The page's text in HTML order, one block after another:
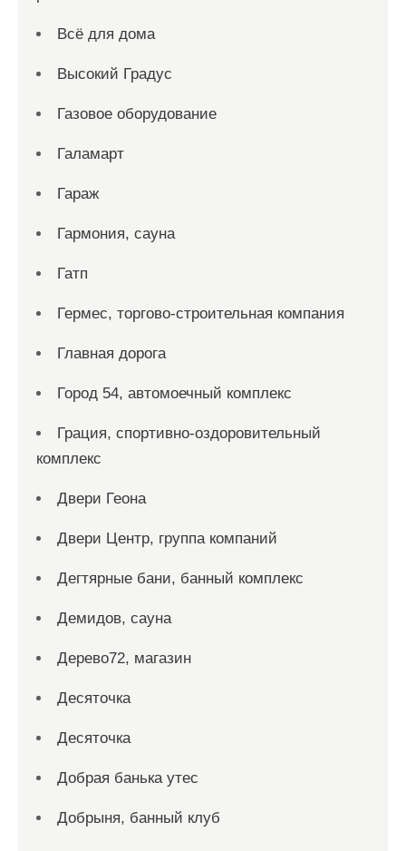
Всё для дома
Высокий Градус
Газовое оборудование
Галамарт
Гараж
Гармония, сауна
Гатп
Гермес, торгово-строительная компания
Главная дорога
Город 54, автомоечный комплекс
Грация, спортивно-оздоровительный
комплекс
Двери Геона
Двери Центр, группа компаний
Дегтярные бани, банный комплекс
Демидов, сауна
Дерево72, магазин
Десяточка
Десяточка
Добрая банька утес
Добрыня, банный клуб